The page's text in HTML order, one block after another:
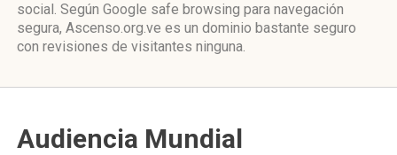
social. Según Google safe browsing para navegación
segura, Ascenso.org.ve es un dominio bastante seguro
con revisiones de visitantes ninguna.
Audiencia Mundial